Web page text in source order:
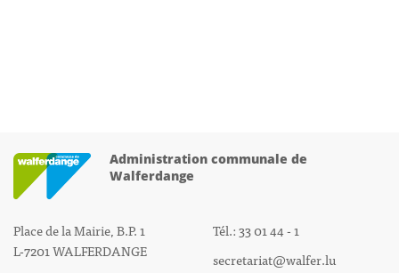
Administration communale de
Walferdange
Place de la Mairie, B.P. 1
L-7201 WALFERDANGE
Tél.: 33 01 44 - 1
secretariat@walfer.lu